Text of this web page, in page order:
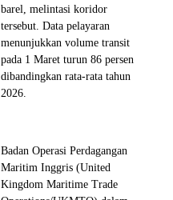
barel, melintasi koridor
tersebut. Data pelayaran
menunjukkan volume transit
pada 1 Maret turun 86 persen
dibandingkan rata-rata tahun
2026.
Badan Operasi Perdagangan
Maritim Inggris (United
Kingdom Maritime Trade